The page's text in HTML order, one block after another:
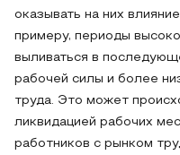
оказывать на них
примеру, периоды
выливаться в
рабочей силы и более
труда. Это может
ликвидацией рабочих
работников с рынком